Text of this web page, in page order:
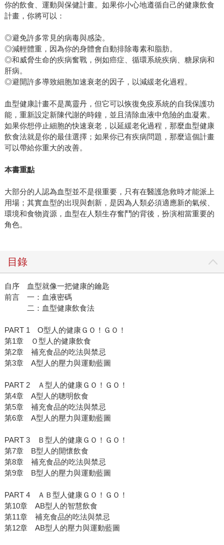
你的飲食、運動與保健計畫。如果你小心地遵循自己的健康飲食
計畫，你將可以：
◎避免許多常見的病毒與感染。
◎減輕體重，因為你的身體會自動排除毒素和脂肪。
◎和威脅生命的疾病奮戰，例如癌症、循環系統疾病、糖尿病和
肝病。
◎避開許多導致細胞加速衰老的因子，以減緩老化過程。
血型健康計畫不是萬靈丹，但它可以恢復免疫系統的自我保護功
能，重新設定新陳代謝的時鐘，並且清除血液中危險的血凝素。
如果你想停止細胞的快速衰老，以延緩老化過程，那麼血型健康
飲食法就是你的最佳選擇；如果你已有疾病問題，那麼這個計畫
可以帶給你重大的改善。
本書重點
大部分的人認為血型並不是很重要，只有在醫護急救時才能派上
用場；其實血型的出現與創新，是因為人類必須適應新的氣候、
環境和食物資源，血型在人類生存奮鬥的背後，扮演相當重要的
角色。
目錄
自序 血型就像一把健康的鑰匙
前言 一：血液密碼
二：血型健康飲食法
PART 1 O型人的健康ＧＯ！ＧＯ！
第1章 Ｏ型人的健康飲食
第2章 補充食品的吃法與禁忌
第3章 A型人的壓力與運動藍圖
PART 2 Ａ型人的健康ＧＯ！ＧＯ！
第4章 A型人的聰明飲食
第5章 補充食品的吃法與禁忌
第6章 A型人的壓力與運動藍圖
PART 3 Ｂ型人的健康ＧＯ！ＧＯ！
第7章 B型人的開懷飲食
第8章 補充食品的吃法與禁忌
第9章 B型人的壓力與運動藍圖
PART 4 ＡＢ型人健康ＧＯ！ＧＯ！
第10章 AB型人的智慧飲食
第11章 補充食品的吃法與禁忌
第12章 AB型人的壓力與運動藍圖